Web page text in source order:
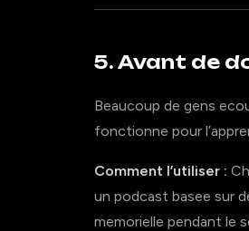
5. Avant de
Beaucoup de gens
fonctionne pour
Comment l’utiliser :
un podcast basee sur
memorielle pendant le